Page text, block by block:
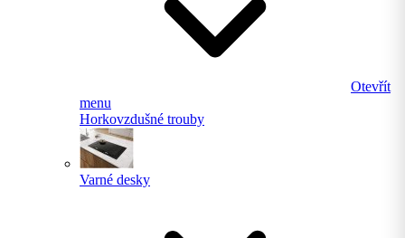
Otevřít
menu
Horkovzdušné trouby
Varné desky